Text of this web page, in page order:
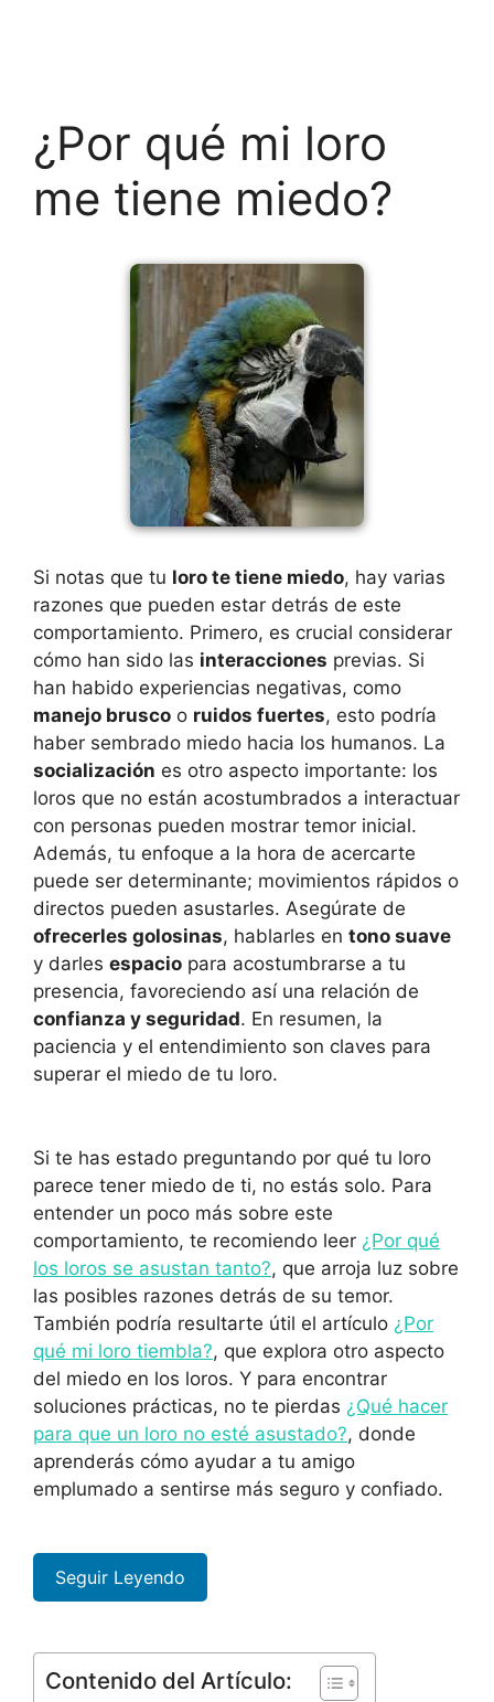
¿Por qué mi loro
me tiene miedo?
Si notas que tu loro te tiene miedo, hay varias
razones que pueden estar detrás de este
comportamiento. Primero, es crucial considerar
cómo han sido las interacciones previas. Si
han habido experiencias negativas, como
manejo brusco o ruidos fuertes, esto podría
haber sembrado miedo hacia los humanos. La
socialización es otro aspecto importante: los
loros que no están acostumbrados a interactuar
con personas pueden mostrar temor inicial.
Además, tu enfoque a la hora de acercarte
puede ser determinante; movimientos rápidos o
directos pueden asustarles. Asegúrate de
ofrecerles golosinas, hablarles en tono suave
y darles espacio para acostumbrarse a tu
presencia, favoreciendo así una relación de
confianza y seguridad. En resumen, la
paciencia y el entendimiento son claves para
superar el miedo de tu loro.
Si te has estado preguntando por qué tu loro
parece tener miedo de ti, no estás solo. Para
entender un poco más sobre este
comportamiento, te recomiendo leer ¿Por qué
los loros se asustan tanto?, que arroja luz sobre
las posibles razones detrás de su temor.
También podría resultarte útil el artículo ¿Por
qué mi loro tiembla?, que explora otro aspecto
del miedo en los loros. Y para encontrar
soluciones prácticas, no te pierdas ¿Qué hacer
para que un loro no esté asustado?, donde
aprenderás cómo ayudar a tu amigo
emplumado a sentirse más seguro y confiado.
Seguir Leyendo
Contenido del Artículo: